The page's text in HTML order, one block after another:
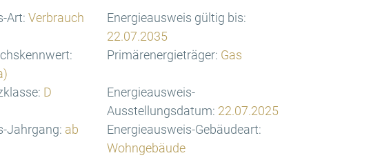
Art: Verbrauch
Energieausweis gültig bis:
22.07.2035
Primärenergieträger: Gas
D
Energieausweis-
Ausstellungsdatum: 22.07.2025
Jahrgang: ab
Energieausweis-Gebäudeart:
Wohngebäude